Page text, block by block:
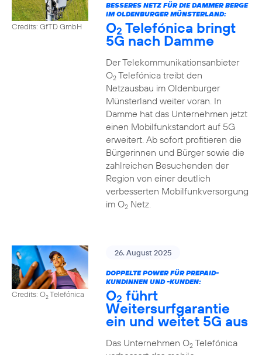
Credits: GfTD GmbH
BESSERES NETZ FÜR DIE DAMMER BERGE
IM OLDENBURGER MÜNSTERLAND:
O2 Telefónica bringt
5G nach Damme
Der Telekommunikationsanbieter
O2Telefónica treibt den
Netzausbau im Oldenburger
Münsterland weiter voran. In
Damme hat das Unternehmen jetzt
einen Mobilfunkstandort auf 5G
erweitert. Ab sofort profitieren die
Bürgerinnen und Bürger sowie die
zahlreichen Besuchenden der
Region von einer deutlich
verbesserten Mobilfunkversorgung
im O2Netz.
Credits: O2Telefónica
26. August 2025
DOPPELTE POWER FÜR PREPAID-
KUNDINNEN UND -KUNDEN:
O2 führt
Weitersurfgarantie
ein und weitet 5G aus
Das Unternehmen O2Telefónica